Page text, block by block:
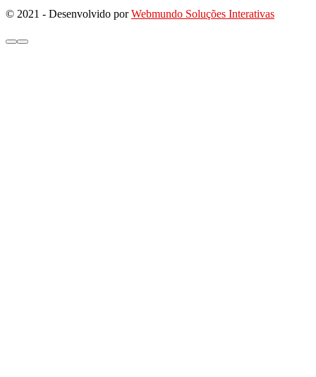
© 2021 - Desenvolvido porWebmundo Soluções Interativas